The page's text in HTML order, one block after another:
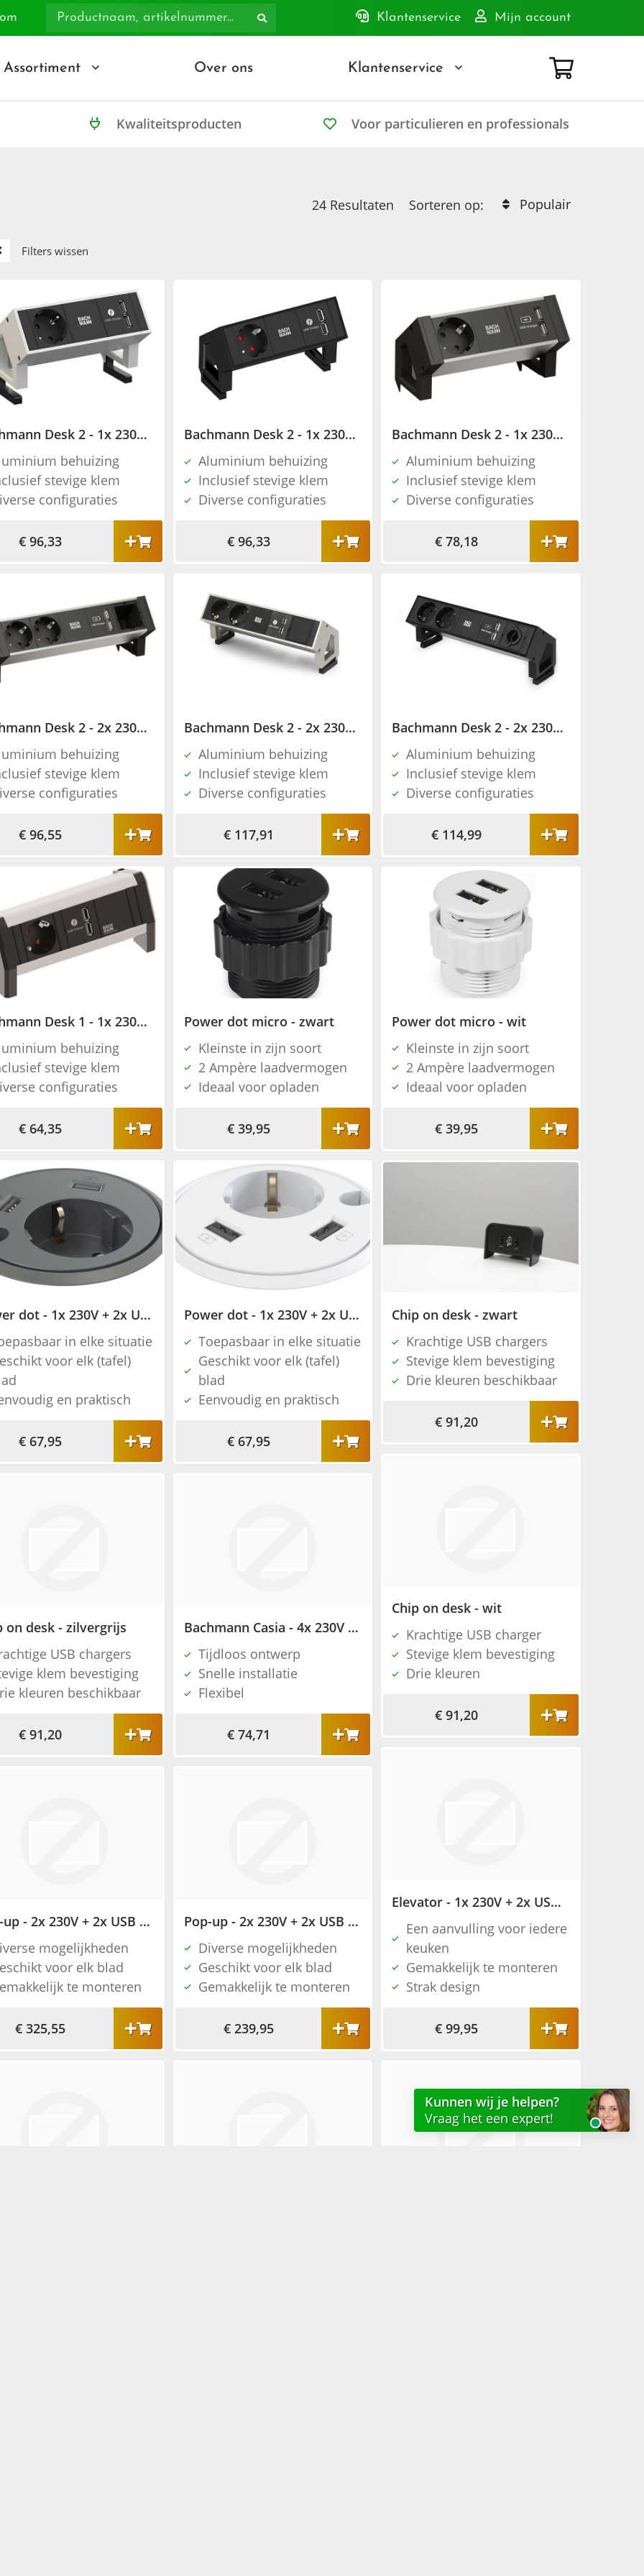
Klantenservice Mijn account
Assortiment Over ons Klantenservice
Kwaliteitsproducten Voor particulieren en professionals
24 Resultaten Sorteren op: Populair
Filters wissen
Bachmann Desk 2 - 1x 230V + 2x USB charger - RAL9010
behuizing
stevige klem
configuraties
€ 96,33
Bachmann Desk 2 - 1x 230V + 2x USB charger - RAL9005
Aluminium behuizing
Inclusief stevige klem
Diverse configuraties
€ 96,33
Bachmann Desk 2 - 1x 230V + 2x USB charger - Aluminium
Aluminium behuizing
Inclusief stevige klem
Diverse configuraties
€ 78,18
Bachmann Desk 2 - 2x 230V + 2x USB charger + 1x blind - Aluminium
behuizing
stevige klem
configuraties
€ 96,55
Bachmann Desk 2 - 2x 230V + 2x USB charger + 1x blind - RAL9010
Aluminium behuizing
Inclusief stevige klem
Diverse configuraties
€ 117,91
Bachmann Desk 2 - 2x 230V + 2x USB charger + 1x blind - RAL9005
Aluminium behuizing
Inclusief stevige klem
Diverse configuraties
€ 114,99
Bachmann Desk 1 - 1x 230V + 2x USB charger
behuizing
stevige klem
configuraties
€ 64,35
Power dot micro - zwart
Kleinste in zijn soort
2 Ampère laadvermogen
Ideaal voor opladen
€ 39,95
Power dot micro - wit
Kleinste in zijn soort
2 Ampère laadvermogen
Ideaal voor opladen
€ 39,95
Power dot - 1x 230V + 2x USB charger - zwart
in elke situatie
voor elk (tafel)
en praktisch
€ 67,95
Power dot - 1x 230V + 2x USB charger - wit
Toepasbaar in elke situatie
Geschikt voor elk (tafel)
blad
Eenvoudig en praktisch
€ 67,95
Chip on desk - zwart
Krachtige USB chargers
Stevige klem bevestiging
Drie kleuren beschikbaar
€ 91,20
Chip on desk - wit
Krachtige USB charger
Stevige klem bevestiging
Drie kleuren
€ 91,20
on desk - zilvergrijs
USB chargers
klem bevestiging
kleuren beschikbaar
€ 91,20
Bachmann Casia - 4x 230V + USB charger + schakelaar
Tijdloos ontwerp
Snelle installatie
Flexibel
€ 74,71
Elevator - 1x 230V + 2x USB charger - RVS
Een aanvulling voor iedere
keuken
Gemakkelijk te monteren
Strak design
€ 99,95
Pop-up - 2x 230V + 2x USB charger - RVS
mogelijkheden
voor elk blad
te monteren
€ 325,55
Pop-up - 2x 230V + 2x USB charger - zilvergrijs
Diverse mogelijkheden
Geschikt voor elk blad
Gemakkelijk te monteren
€ 239,95
Kunnen wij je helpen?
Vraag het een expert!